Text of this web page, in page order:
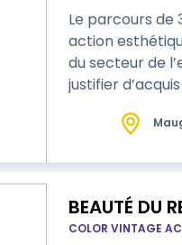
Le parcours de
action
du secteur de
justifier
BEAUTÉ DU
COLOR VINTAGE